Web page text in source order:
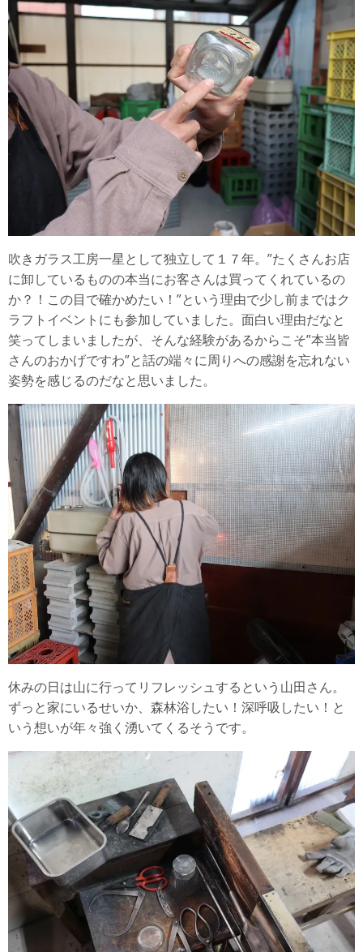
吹きガラス工房一星として独立して１７年。”たくさんお店
に卸しているものの本当にお客さんは買ってくれているの
か？！この目で確かめたい！”という理由で少し前まではク
ラフトイベントにも参加していました。面白い理由だなと
笑ってしまいましたが、そんな経験があるからこそ”本当皆
さんのおかげですわ”と話の端々に周りへの感謝を忘れない
姿勢を感じるのだなと思いました。
休みの日は山に行ってリフレッシュするという山田さん。
ずっと家にいるせいか、森林浴したい！深呼吸したい！と
いう想いが年々強く湧いてくるそうです。